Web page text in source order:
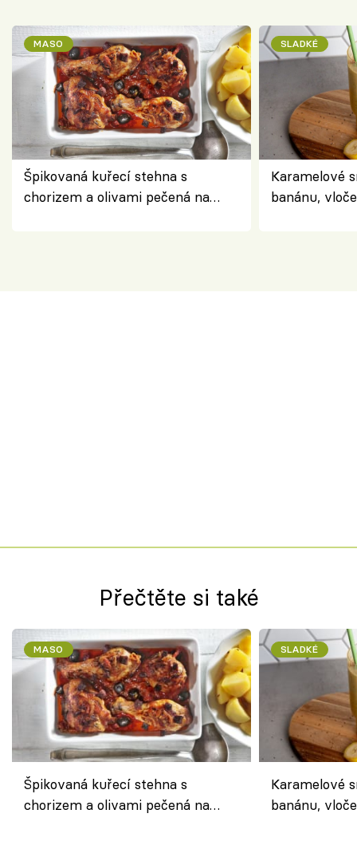
MASO
Špikovaná kuřecí stehna s
chorizem a olivami pečená na
SLADKÉ
Karamelové
banánu,
Přečtěte si také
MASO
Špikovaná kuřecí stehna s
chorizem a olivami pečená na
SLADKÉ
Karamelové
banánu,